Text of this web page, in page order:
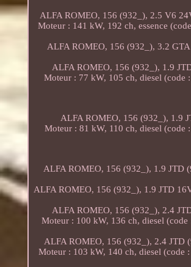
ALFA ROMEO, 156 (932_), 2.5 V6
Moteur : 141 kW, 192 ch, essence
ALFA ROMEO, 156 (932_), 3.2
ALFA ROMEO, 156 (932_), 1.9
Moteur : 77 kW, 105 ch, diesel (code
ALFA ROMEO, 156 (932_), 1.9
Moteur : 81 kW, 110 ch, diesel (code
ALFA ROMEO, 156 (932_), 1.9 JTD
ALFA ROMEO, 156 (932_), 1.9 JTD
ALFA ROMEO, 156 (932_), 2.4
Moteur : 100 kW, 136 ch, diesel (code
ALFA ROMEO, 156 (932_), 2.4 JTD
Moteur : 103 kW, 140 ch, diesel (code